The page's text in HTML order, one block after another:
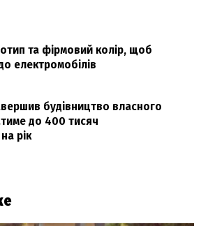
та фірмовий колір, щоб
електромобілів
будівництво власного
до 400 тисяч
рік